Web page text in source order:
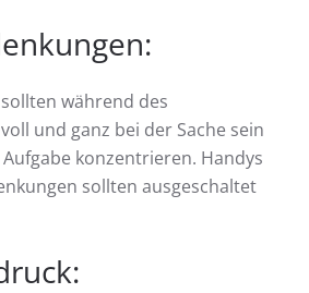
während des
und ganz bei der Sache sein
konzentrieren. Handys
sollten ausgeschaltet